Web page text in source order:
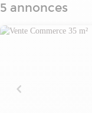
5 annonces